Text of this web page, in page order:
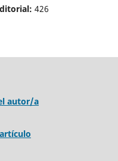
426
autor/a